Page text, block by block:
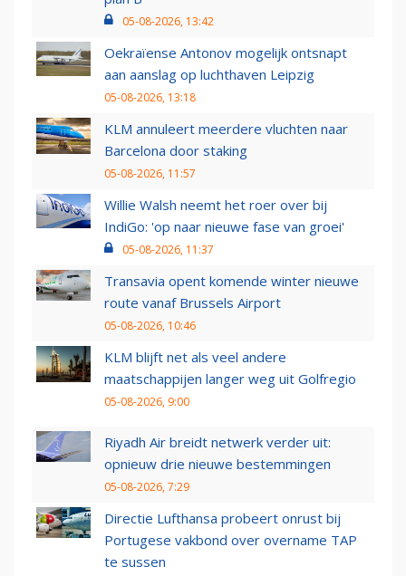
05-08-2026, 13:42
Oekraïense Antonov mogelijk ontsnapt
aan aanslag op luchthaven Leipzig
05-08-2026, 13:18
KLM annuleert meerdere vluchten naar
Barcelona door staking
05-08-2026, 11:57
Willie Walsh neemt het roer over bij
IndiGo: 'op naar nieuwe fase van groei'
05-08-2026, 11:37
Transavia opent komende winter nieuwe
route vanaf Brussels Airport
05-08-2026, 10:46
KLM blijft net als veel andere
maatschappijen langer weg uit Golfregio
05-08-2026, 9:00
Riyadh Air breidt netwerk verder uit:
opnieuw drie nieuwe bestemmingen
05-08-2026, 7:29
Directie Lufthansa probeert onrust bij
Portugese vakbond over overname TAP
te sussen